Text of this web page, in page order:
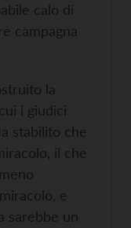
calo di
campagna
la
i giudici
stabilito che
il che
e
sarebbe un